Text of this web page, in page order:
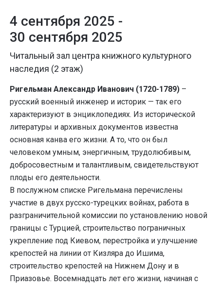
4 сентября 2025 -
30 сентября 2025
Читальный зал центра книжного культурного
наследия (2 этаж)
Ригельман Александр Иванович (1720-1789) –
русский военный инженер и историк — так его
характеризуют в энциклопедиях. Из исторической
литературы и архивных документов известна
основная канва его жизни. А то, что он был
человеком умным, энергичным, трудолюбивым,
добросовестным и талантливым, свидетельствуют
плоды его деятельности.
В послужном списке Ригельмана перечислены
участие в двух русско-турецких войнах, работа в
разграничительной комиссии по установлению новой
границы с Турцией, строительство пограничных
укрепление под Киевом, перестройка и улучшение
крепостей на линии от Кизляра до Ишима,
строительство крепостей на Нижнем Дону и в
Приазовье. Восемнадцать лет его жизни, начиная с